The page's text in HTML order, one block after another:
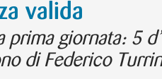
valida
prima giornata: 5
di Federico